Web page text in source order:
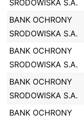
SRODOWISKA S.A.
BANK OCHRONY
SRODOWISKA S.A.
BANK OCHRONY
SRODOWISKA S.A.
BANK OCHRONY
SRODOWISKA S.A.
BANK OCHRONY